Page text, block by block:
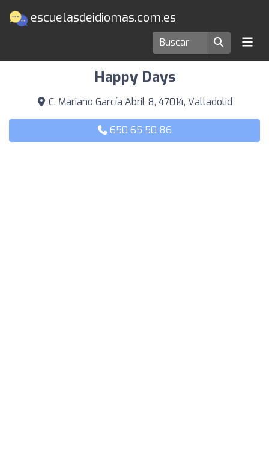
escuelasdeidiomas.com.es
Escuelas de idiomas en Valladolid
Happy Days
C. Mariano García Abril 8, 47014, Valladolid
650 65 50 86